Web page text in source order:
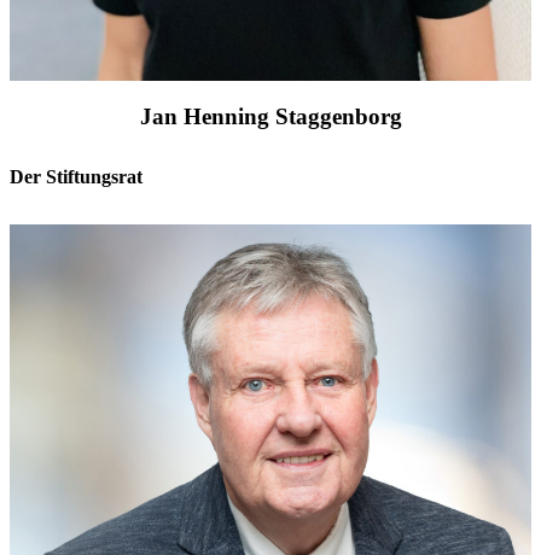
Jan Henning Staggenborg
Der Stiftungsrat